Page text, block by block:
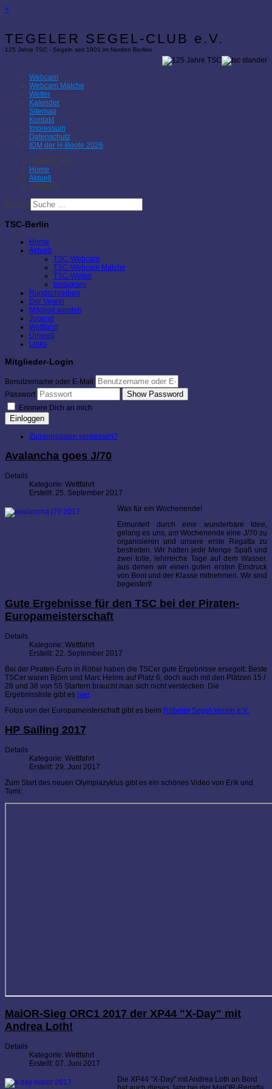
×
TEGELER SEGEL-CLUB e.V.
125 Jahre TSC - Segeln seit 1901 im Norden Berlins
Webcam
Webcam Malche
Wetter
Kalender
Sitemap
Kontakt
Impressum
Datenschutz
IDM der H-Boote 2026
Aktuelle Seite:
Home
Aktuell
Wettfahrt
Suchen
TSC-Berlin
Home
Aktuell
TSC-Webcam
TSC-Webcam Malche
TSC-Wetter
Instagram
Rundschreiben
Der Verein
Mitglied werden
Jugend
Wettfahrt
Umwelt
Links
Mitglieder-Login
Benutzername oder E-Mail
Passwort
Show Password
Erinnere Dich an mich
Einloggen
Zugangsdaten vergessen?
Avalancha goes J/70
Details
Kategorie: Wettfahrt
Erstellt: 25. September 2017
Was für ein Wochenende!
Ermuntert durch eine wunderbare Idee,
gelang es uns, am Wochenende eine J/70 zu
organisieren und unsere erste Regatta zu
bestreiten. Wir hatten jede Menge Spaß und
zwei tolle, lehrreiche Tage auf dem Wasser,
aus denen wir einen guten ersten Eindruck
von Boot und der Klasse mitnehmen. Wir sind
begeistert!
Gute Ergebnisse für den TSC bei der Piraten-
Europameisterschaft
Details
Kategorie: Wettfahrt
Erstellt: 22. September 2017
Bei der Piraten-Euro in Röbel haben die TSCer gute Ergebnisse ersegelt: Beste
TSCer waren Björn und Marc Helms auf Platz 6, doch auch mit den Plätzen 15 /
28 und 38 von 55 Startern braucht man sich nicht verstecken. Die
Ergebnissliste gibt es hier.
Fotos von der Europameisterschaft gibt es beim Röbeler Segel-Verein e.V.
HP Sailing 2017
Details
Kategorie: Wettfahrt
Erstellt: 29. Juni 2017
Zum Start des neuen Olympiazyklus gibt es ein schönes Video von Erik und
Tomi:
MaiOR-Sieg ORC1 2017 der XP44 "X-Day" mit
Andrea Loth!
Details
Kategorie: Wettfahrt
Erstellt: 07. Juni 2017
Die XP44 "X-Day" mit Andrea Loth an Bord